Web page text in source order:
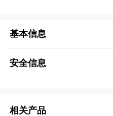
基本信息
安全信息
相关产品